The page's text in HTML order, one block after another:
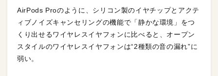
AirPods Proのように、シリコン製のイヤチップとアクテ
ィブノイズキャンセリングの機能で「静かな環境」をつ
くり出せるワイヤレスイヤフォンに比べると、オープン
スタイルのワイヤレスイヤフォンは“2種類の音の漏れ”に
弱い。